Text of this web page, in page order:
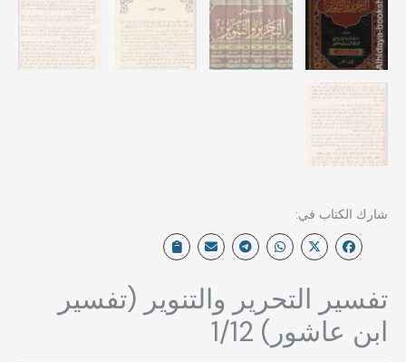
تفسير التحرير والتنوير (تفسير
ابن عاشور) 1/12